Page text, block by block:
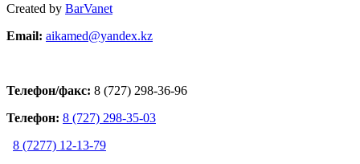
Created by BarVanet
Email: aikamed@yandex.kz
Телефон/факс: 8 (727) 298-36-96
Телефон: 8 (727) 298-35-03
8 (7277) 12-13-79